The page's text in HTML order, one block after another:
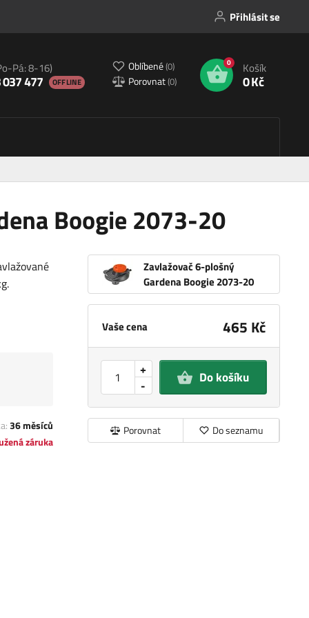
Přihlásit se
Pá: 8-16)
477 OFFLINE
Oblíbené(0)
Porovnat(0)
0 Košík
0 Kč
Boogie 2073-20
Zavlažovač 6-plošný
Gardena Boogie 2073-20
Vaše cena 465 Kč
-
+ Do košíku
Porovnat Do seznamu
36 měsíců
záruka